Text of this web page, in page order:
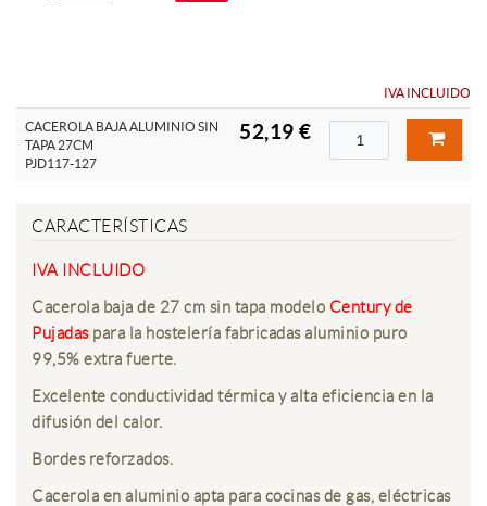
IVA INCLUIDO
CACEROLA BAJA ALUMINIO SIN
TAPA 27CM
PJD117-127
52,19 €
CARACTERÍSTICAS
IVA INCLUIDO
Cacerola baja de 27 cm sin tapa modelo Century de
Pujadaspara la hostelería fabricadas aluminio puro
99,5% extra fuerte.
Excelente conductividad térmica y alta eficiencia en la
difusión del calor.
Bordes reforzados.
Cacerola en aluminio apta para cocinas de gas, eléctricas